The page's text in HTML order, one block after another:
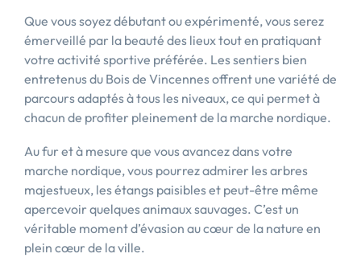
Que vous soyez débutant ou expérimenté, vous serez
émerveillé par la beauté des lieux tout en pratiquant
votre activité sportive préférée. Les sentiers bien
entretenus du Bois de Vincennes offrent une variété de
parcours adaptés à tous les niveaux, ce qui permet à
chacun de profiter pleinement de la marche nordique.
Au fur et à mesure que vous avancez dans votre
marche nordique, vous pourrez admirer les arbres
majestueux, les étangs paisibles et peut-être même
apercevoir quelques animaux sauvages. C’est un
véritable moment d’évasion au cœur de la nature en
plein cœur de la ville.